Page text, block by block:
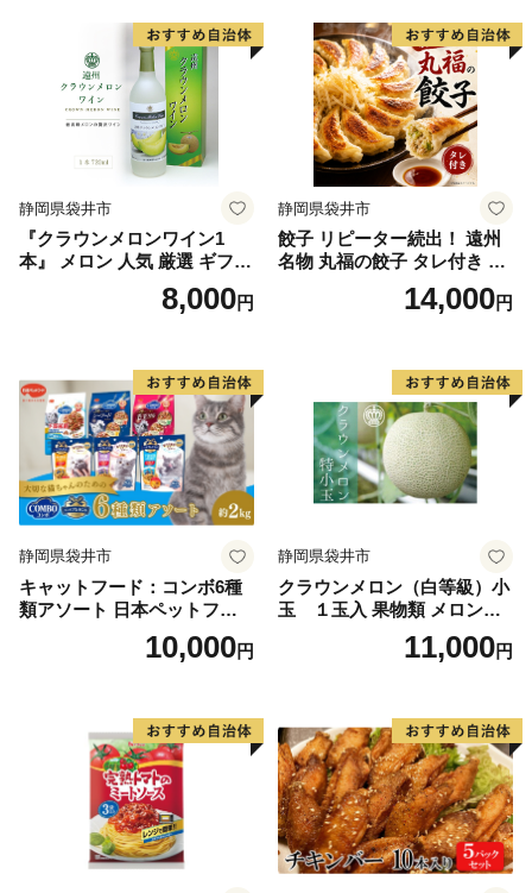
静岡県袋井市
『クラウンメロンワイン1
本』 メロン 人気 厳選 ギフト
贈り物 お祝い 袋井市 お酒 酒
8,000円
静岡県袋井市
餃子 リピーター続出！ 遠州
名物 丸福の餃子 タレ付き ぎ
ょうざ ギョーザ ギョウザ 惣
菜 おかず 中華 点心 加工食品
14,000円
静岡県袋井市
キャットフード：コンボ6種
類アソート 日本ペットフー
ド ネコ 猫 愛猫 ケア ペット
えさ セット 健康 栄養 猫用
維持 下部尿路の健康維持
10,000円
静岡県袋井市
クラウンメロン（白等級）小
玉 １玉入 果物類 メロン青
11,000円